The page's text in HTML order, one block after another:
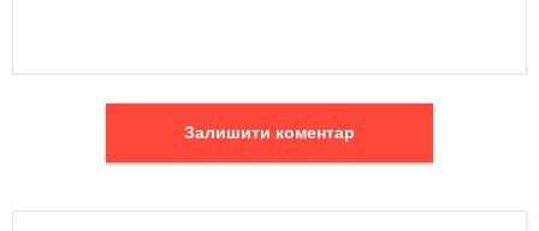
Залишити коментар